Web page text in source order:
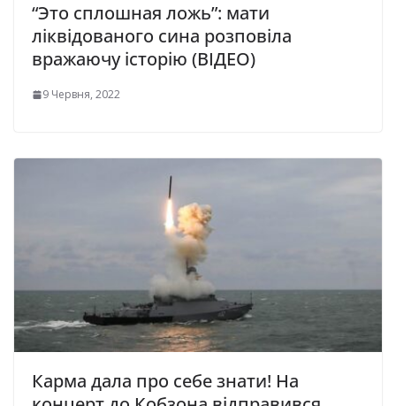
“Это сплошная ложь”: мати
ліквідованого сина розповіла
вражаючу історію (ВІДЕО)
9 Червня, 2022
Карма дала про себе знати! На